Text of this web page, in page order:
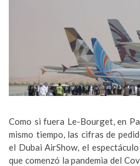
Como si fuera Le-Bourget, en
mismo tiempo, las cifras de
el Dubai AirShow, el
que comenzó la pandemia del